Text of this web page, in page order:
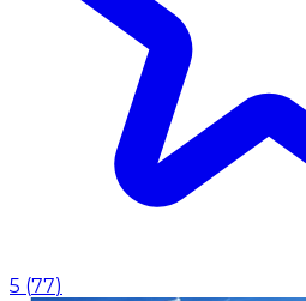
5 (77)